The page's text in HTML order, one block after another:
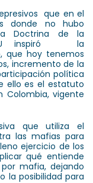
que en el
donde no hubo
Doctrina de la
inspiró la
que hoy tenemos
incremento de la
política
ello es el estatuto
Colombia, vigente
que utiliza el
las mafias para
ejercicio de los
qué entiende
mafia, dejando
la posibilidad para